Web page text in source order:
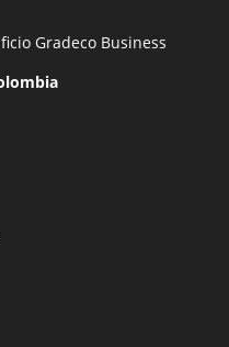
Gradeco Business